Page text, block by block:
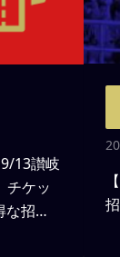
9/13讃岐
チケッ
な招